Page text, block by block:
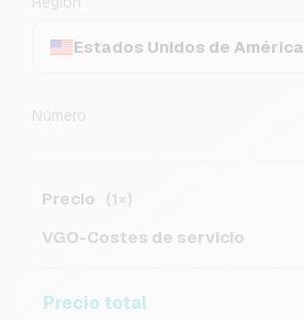
Estados Unidos de América
Número
Precio (1×)
VGO-Costes de servicio
Precio total